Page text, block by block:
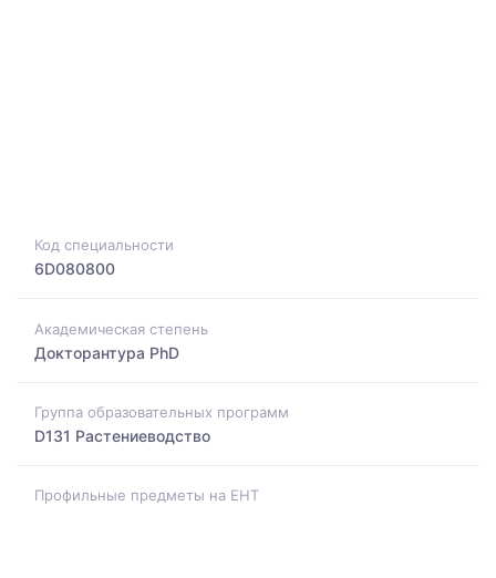
Код специальности
6D080800
Академическая степень
Докторантура PhD
Группа образовательных программ
D131 Растениеводство
Профильные предметы на ЕНТ